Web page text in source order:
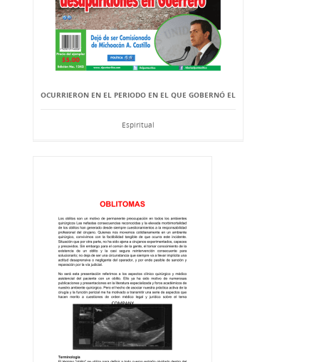
OCURRIERON EN EL PERIODO EN EL QUE GOBERNÓ EL
Espiritual